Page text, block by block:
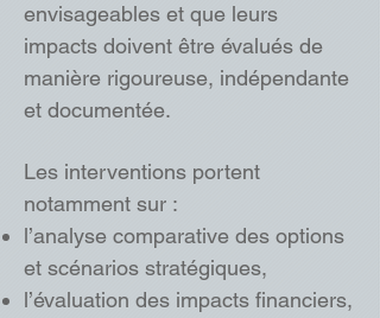
envisageables et que leurs
impacts doivent être évalués de
manière rigoureuse, indépendante
et documentée.
Les interventions portent
notamment sur :
l’analyse comparative des options
et scénarios stratégiques,
l’évaluation des impacts financiers,